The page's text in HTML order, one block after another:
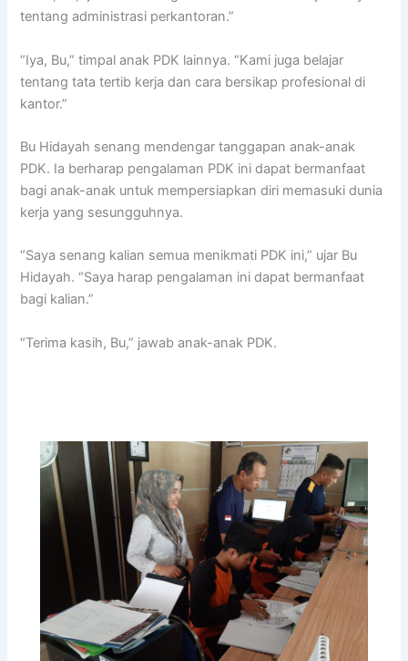
tentang administrasi perkantoran.”
“Iya, Bu,” timpal anak PDK lainnya. “Kami juga belajar
tentang tata tertib kerja dan cara bersikap profesional di
kantor.”
Bu Hidayah senang mendengar tanggapan anak-anak
PDK. Ia berharap pengalaman PDK ini dapat bermanfaat
bagi anak-anak untuk mempersiapkan diri memasuki dunia
kerja yang sesungguhnya.
“Saya senang kalian semua menikmati PDK ini,” ujar Bu
Hidayah. “Saya harap pengalaman ini dapat bermanfaat
bagi kalian.”
“Terima kasih, Bu,” jawab anak-anak PDK.